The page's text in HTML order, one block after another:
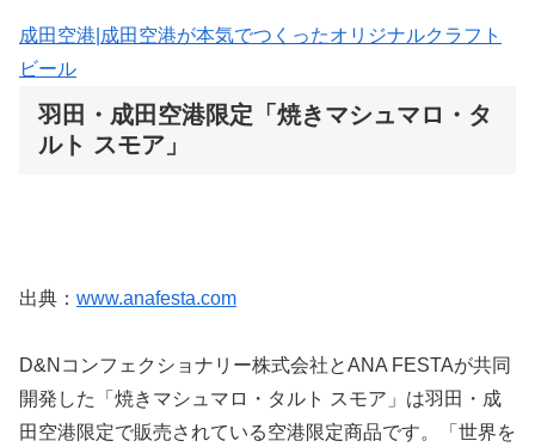
成田空港|成田空港が本気でつくったオリジナルクラフト
ビール
羽田・成田空港限定「焼きマシュマロ・タ
ルト スモア」
出典： www.anafesta.com
D&Nコンフェクショナリー株式会社とANA FESTAが共同
開発した「焼きマシュマロ・タルト スモア」は羽田・成
田空港限定で販売されている空港限定商品です。「世界を